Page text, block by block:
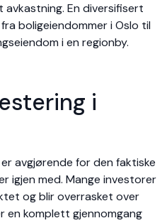
En diversifisert
boligeiendommer i Oslo til
i en regionby.
i
avgjørende for den faktiske
igjen med. Mange investorer
og blir overrasket over
en komplett gjennomgang